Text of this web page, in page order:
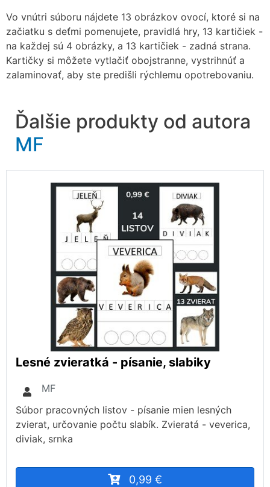
Vo vnútri súboru nájdete 13 obrázkov ovocí, ktoré si na
začiatku s deťmi pomenujete, pravidlá hry, 13 kartičiek -
na každej sú 4 obrázky, a 13 kartičiek - zadná strana.
Kartičky si môžete vytlačiť obojstranne, vystrihnúť a
zalaminovať, aby ste predišli rýchlemu opotrebovaniu.
Ďalšie produkty od autora
MF
Lesné zvieratká - písanie, slabiky
MF
Súbor pracovných listov - písanie mien lesných
zvierat, určovanie počtu slabík. Zvieratá - veverica,
diviak, srnka
0,99 €